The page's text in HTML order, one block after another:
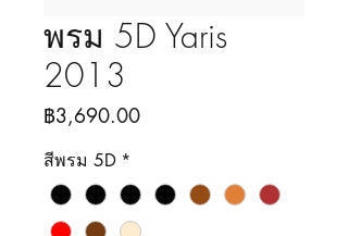
พรม 5D Yaris
2013
฿3,690.00ราคา
สีพรม 5D *